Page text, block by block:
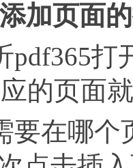
加页面
打
的页面
在哪个